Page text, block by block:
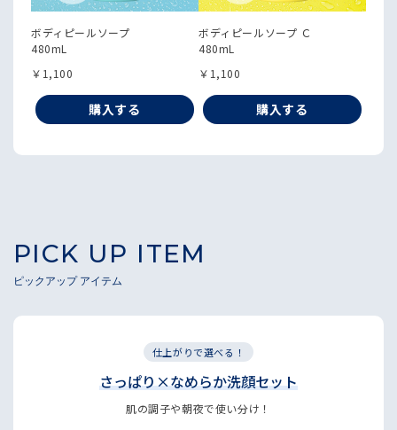
ボディピールソープ
480mL
￥1,100
購入する
ボディピールソープ Ｃ
480mL
￥1,100
購入する
PICK UP ITEM
ピックアップ アイテム
仕上がりで選べる！
さっぱり×なめらか洗顔セット
肌の調子や朝夜で使い分け！